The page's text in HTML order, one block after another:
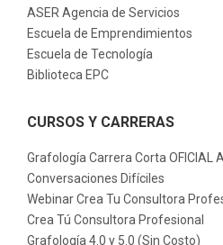
ASER Agencia de Servicios
Escuela de Emprendimientos
Escuela de Tecnología
Biblioteca EPC
CURSOS Y CARRERAS
Grafología Carrera Corta OFICIAL
Conversaciones Difíciles
Webinar Crea Tu Consultora
Crea Tú Consultora Profesional
Grafología 4.0 y 5.0 (Sin Costo)